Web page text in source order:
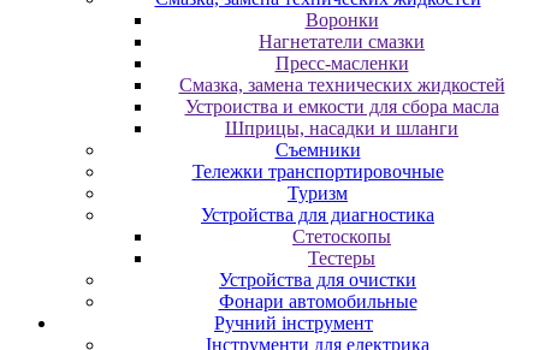
Воронки
Нагнетатели смазки
Пресс-масленки
Смазка, замена технических жидкостей
Устроиства и емкости для сбора масла
Шприцы, насадки и шланги
Съемники
Тележки транспортировочные
Туризм
Устройства для диагностика
Стетоскопы
Тестеры
Устройства для очистки
Фонари автомобильные
Ручний інструмент
Інструменти для електрика